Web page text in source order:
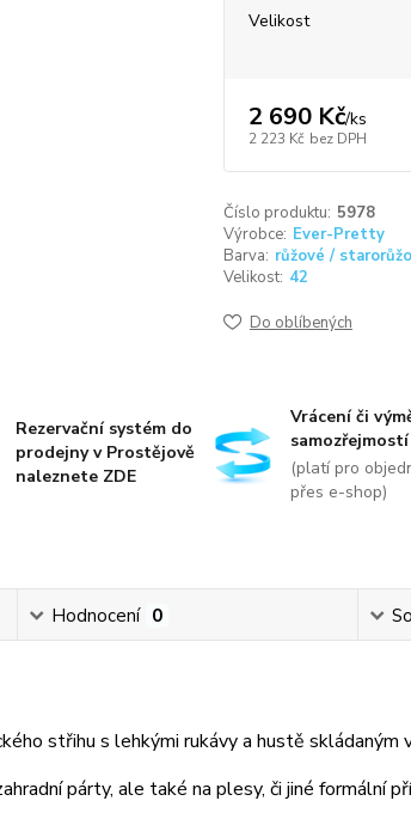
Velikost
2 690 Kč/ks
2 223 Kč bez DPH
Číslo produktu: 5978
Výrobce: Ever-Pretty
Barva: růžové /
Velikost: 42
Do oblíbených
Rezervační systém do
prodejny v Prostějově
naleznete ZDE
Vrácení či
samozřejmostí
(platí pro
přes e-shop)
Hodnocení 0
střihu s lehkými rukávy a hustě skládaným
párty, ale také na plesy, či jiné formální